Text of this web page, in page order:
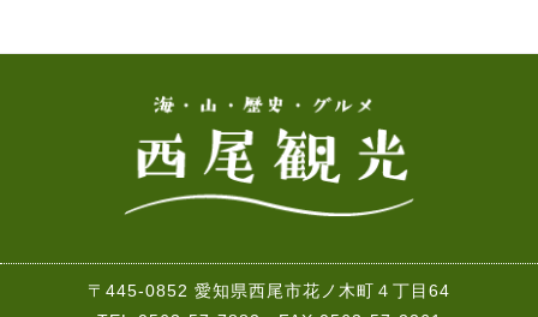
〒445-0852 愛知県西尾市花ノ木町４丁目64